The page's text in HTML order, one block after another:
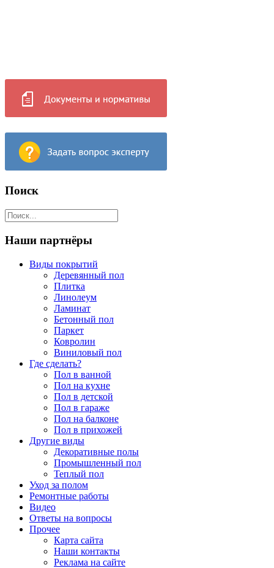
Поиск
Наши партнёры
Виды покрытий
Деревянный пол
Плитка
Линолеум
Ламинат
Бетонный пол
Паркет
Ковролин
Виниловый пол
Где сделать?
Пол в ванной
Пол на кухне
Пол в детской
Пол в гараже
Пол на балконе
Пол в прихожей
Другие виды
Декоративные полы
Промышленный пол
Теплый пол
Уход за полом
Ремонтные работы
Видео
Ответы на вопросы
Прочее
Карта сайта
Наши контакты
Реклама на сайте